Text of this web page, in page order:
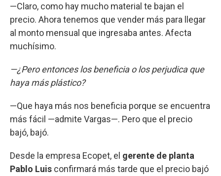
—Claro, como hay mucho material te bajan el
precio. Ahora tenemos que vender más para llegar
al monto mensual que ingresaba antes. Afecta
muchísimo.
—¿Pero entonces los beneficia o los perjudica que
haya más plástico?
—Que haya más nos beneficia porque se encuentra
más fácil —admite Vargas—. Pero que el precio
bajó, bajó.
Desde la empresa Ecopet, el gerente de planta
Pablo Luis confirmará más tarde que el precio bajó